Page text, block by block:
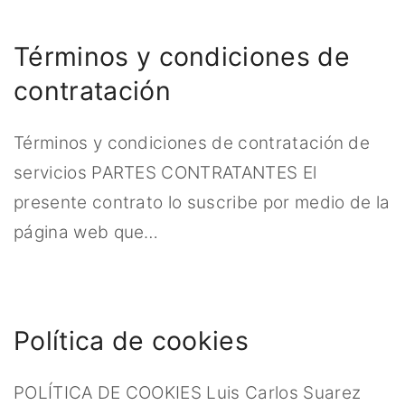
Términos y condiciones de
contratación
Términos y condiciones de contratación de
servicios PARTES CONTRATANTES El
presente contrato lo suscribe por medio de la
página web que…
Política de cookies
POLÍTICA DE COOKIES Luis Carlos Suarez